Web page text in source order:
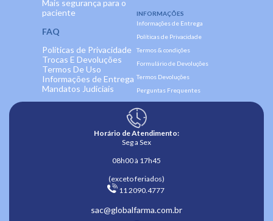
Mais segurança para o
paciente
FAQ
Políticas de Privacidade
Trocas E Devoluções
Termos De Uso
Informações de Entrega
Mandatos Judiciais
INFORMAÇÕES
Informações de Entrega
Políticas de Privacidade
Termos & condições
Formulário de Devoluções
Termos Devoluções
Perguntas Frequentes
Horário de Atendimento:
Seg a Sex
08h00 à 17h45
(exceto feriados)
11 2090.4777
sac@globalfarma.com.br